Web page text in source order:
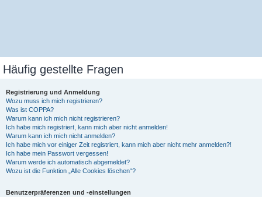
Häufig gestellte Fragen
Registrierung und Anmeldung
Wozu muss ich mich registrieren?
Was ist COPPA?
Warum kann ich mich nicht registrieren?
Ich habe mich registriert, kann mich aber nicht anmelden!
Warum kann ich mich nicht anmelden?
Ich habe mich vor einiger Zeit registriert, kann mich aber nicht mehr anmelden?!
Ich habe mein Passwort vergessen!
Warum werde ich automatisch abgemeldet?
Wozu ist die Funktion „Alle Cookies löschen“?
Benutzerpräferenzen und -einstellungen